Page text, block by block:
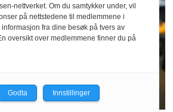
nettverket. Om du samtykker under, vil
på nettstedene til medlemmene i
fra dine besøk på tvers av
oversikt over medlemmene finner du på
Godta Innstillinger